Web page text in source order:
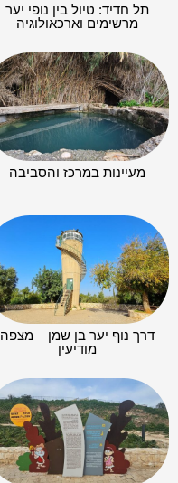
תל חדיד: טיול בין נופי יער
מרשימים וארכאולוגיה
מעיינות במרכז והסביבה
דרך נוף יער בן שמן – מצפה
מודיעין